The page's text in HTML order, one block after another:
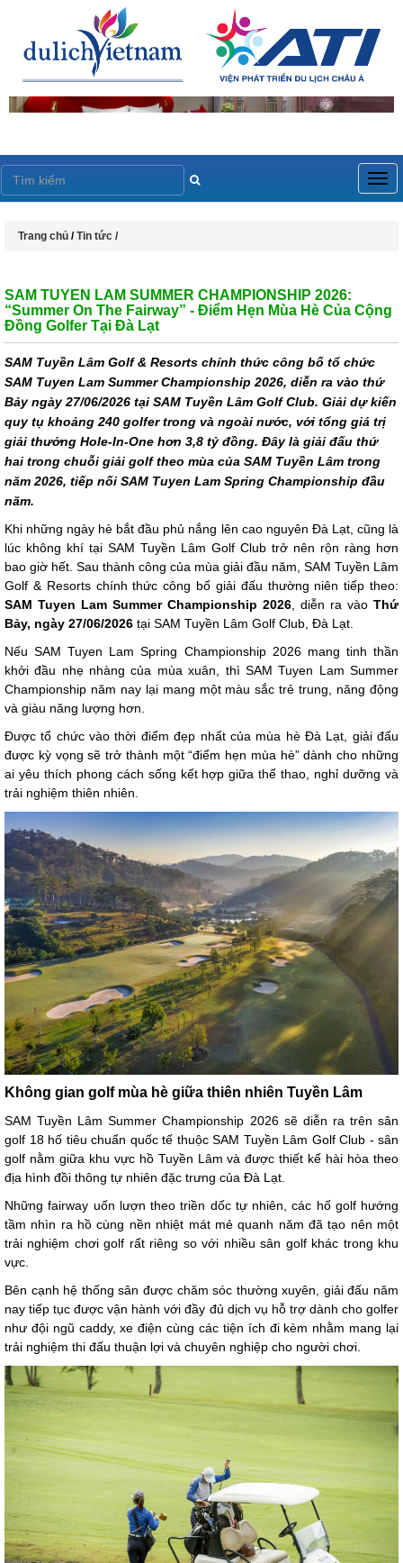
Trang chủ /Tin tức /
SAM TUYEN LAM SUMMER CHAMPIONSHIP 2026:
“Summer On The Fairway” - Điểm Hẹn Mùa Hè Của Cộng
Đồng Golfer Tại Đà Lạt
SAM Tuyền Lâm Golf & Resorts chính thức công bố tổ chức
SAM Tuyen Lam Summer Championship 2026, diễn ra vào thứ
Bảy ngày 27/06/2026 tại SAM Tuyền Lâm Golf Club. Giải dự kiến
quy tụ khoảng 240 golfer trong và ngoài nước, với tổng giá trị
giải thưởng Hole-In-One hơn 3,8 tỷ đồng. Đây là giải đấu thứ
hai trong chuỗi giải golf theo mùa của SAM Tuyền Lâm trong
năm 2026, tiếp nối SAM Tuyen Lam Spring Championship đầu
năm.
Khi những ngày hè bắt đầu phủ nắng lên cao nguyên Đà Lạt, cũng là
lúc không khí tại SAM Tuyền Lâm Golf Club trở nên rộn ràng hơn
bao giờ hết. Sau thành công của mùa giải đầu năm, SAM Tuyền Lâm
Golf & Resorts chính thức công bố giải đấu thường niên tiếp theo:
SAM Tuyen Lam Summer Championship 2026, diễn ra vào Thứ
Bảy, ngày 27/06/2026 tại SAM Tuyền Lâm Golf Club, Đà Lạt.
Nếu SAM Tuyen Lam Spring Championship 2026 mang tinh thần
khởi đầu nhẹ nhàng của mùa xuân, thì SAM Tuyen Lam Summer
Championship năm nay lại mang một màu sắc trẻ trung, năng động
và giàu năng lượng hơn.
Được tổ chức vào thời điểm đẹp nhất của mùa hè Đà Lạt, giải đấu
được kỳ vọng sẽ trở thành một “điểm hẹn mùa hè” dành cho những
ai yêu thích phong cách sống kết hợp giữa thể thao, nghỉ dưỡng và
trải nghiệm thiên nhiên.
Không gian golf mùa hè giữa thiên nhiên Tuyền Lâm
SAM Tuyền Lâm Summer Championship 2026 sẽ diễn ra trên sân
golf 18 hố tiêu chuẩn quốc tế thuộc SAM Tuyền Lâm Golf Club - sân
golf nằm giữa khu vực hồ Tuyền Lâm và được thiết kế hài hòa theo
địa hình đồi thông tự nhiên đặc trưng của Đà Lạt.
Những fairway uốn lượn theo triền dốc tự nhiên, các hố golf hướng
tầm nhìn ra hồ cùng nền nhiệt mát mẻ quanh năm đã tạo nên một
trải nghiệm chơi golf rất riêng so với nhiều sân golf khác trong khu
vực.
Bên cạnh hệ thống sân được chăm sóc thường xuyên, giải đấu năm
nay tiếp tục được vận hành với đầy đủ dịch vụ hỗ trợ dành cho golfer
như đội ngũ caddy, xe điện cùng các tiện ích đi kèm nhằm mang lại
trải nghiệm thi đấu thuận lợi và chuyên nghiệp cho người chơi.